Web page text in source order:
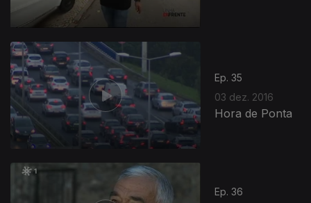
Ep. 35
03 dez. 2016
Hora de Ponta
Ep. 36
264616